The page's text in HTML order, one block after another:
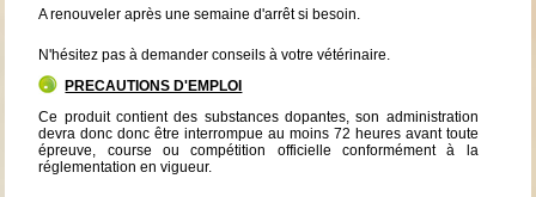
A renouveler après une semaine d'arrêt si besoin.
N'hésitez pas à demander conseils à votre vétérinaire.
PRECAUTIONS D'EMPLOI
Ce produit contient des substances dopantes, son administration
devra donc donc être interrompue au moins 72 heures avant toute
épreuve, course ou compétition officielle conformément à la
réglementation en vigueur.